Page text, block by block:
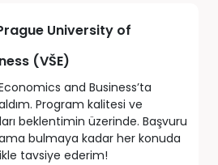
University of
(VŠE)
and Business’ta
Program kalitesi ve
beklentimin üzerinde. Başvuru
bulmaya kadar her konuda
tavsiye ederim!